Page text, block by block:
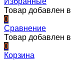
Товар добавлен
0
Сравнение
Товар добавлен
0
Корзина